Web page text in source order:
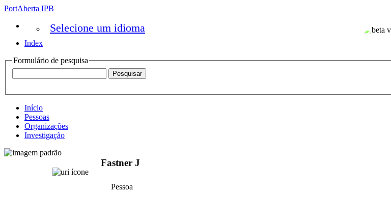
PortAberta IPB
Selecione um idioma
Index
Formulário de pesquisa
Início
Pessoas
Organizações
Investigação
Fastner J
Pessoa